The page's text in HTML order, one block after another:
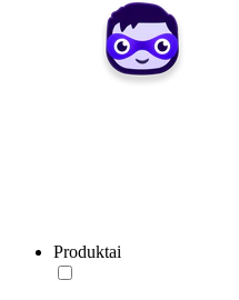
Produktai